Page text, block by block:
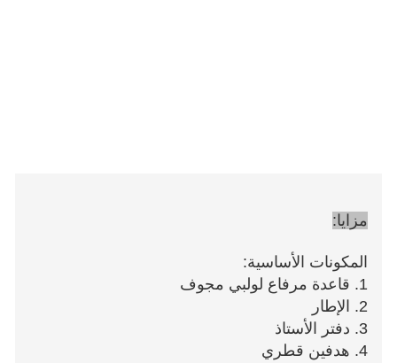
مزايا:
المكونات الأساسية:
1. قاعدة مرفاع لولبي مجوف
2. الإطار
3. دفتر الأستاذ
4. هدفين قطري